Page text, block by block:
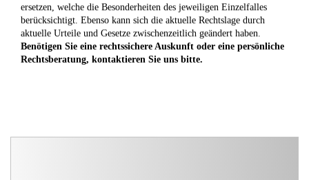
ersetzen, welche die Besonderheiten des jeweiligen Einzelfalles
berücksichtigt. Ebenso kann sich die aktuelle Rechtslage durch
aktuelle Urteile und Gesetze zwischenzeitlich geändert haben.
Benötigen Sie eine rechtssichere Auskunft oder eine persönliche
Rechtsberatung, kontaktieren Sie uns bitte.